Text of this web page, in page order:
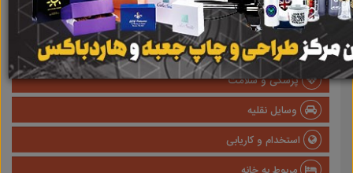
املاک
صنعتی
پزشکی و سلامت
وسایل نقلیه
استخدام و کاریابی